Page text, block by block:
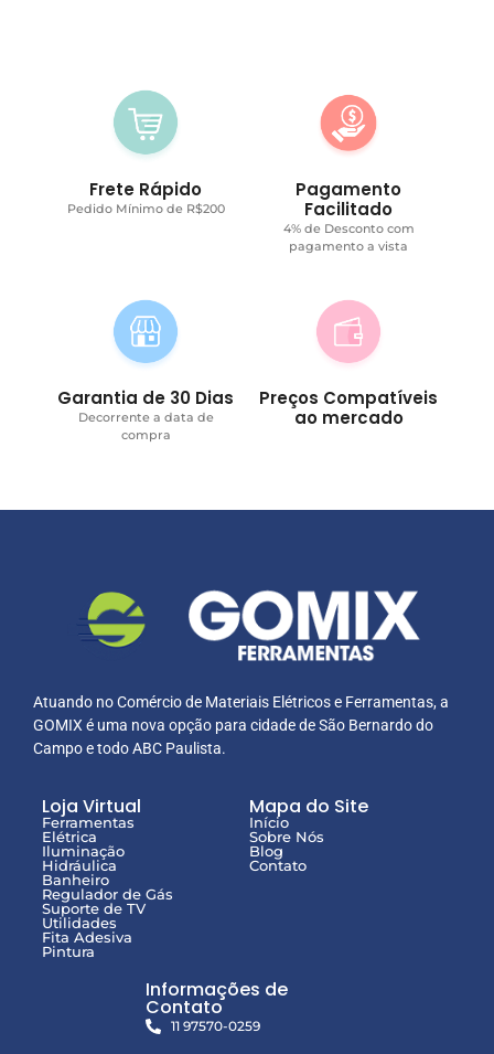
Frete Rápido
Pedido Mínimo de R$200
Pagamento
Facilitado
4% de Desconto com
pagamento a vista
Garantia de 30 Dias
Decorrente a data de
compra
Preços Compatíveis
ao mercado
Atuando no Comércio de Materiais Elétricos e Ferramentas, a
GOMIX é uma nova opção para cidade de São Bernardo do
Campo e todo ABC Paulista.
Loja Virtual
Ferramentas
Elétrica
Iluminação
Hidráulica
Banheiro
Regulador de Gás
Suporte de TV
Utilidades
Fita Adesiva
Pintura
Mapa do Site
Início
Sobre Nós
Blog
Contato
Informações de
Contato
11 97570-0259